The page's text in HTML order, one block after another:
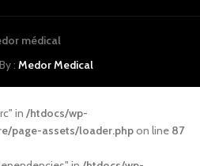
médical
: Medor Medical
in /htdocs/wp-
page-assets/loader.phpon line 87